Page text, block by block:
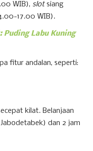
WIB), slotsiang
17.00 WIB).
Puding Labu Kuning
fitur andalan, seperti:
kilat. Belanjaan
dan 2 jam